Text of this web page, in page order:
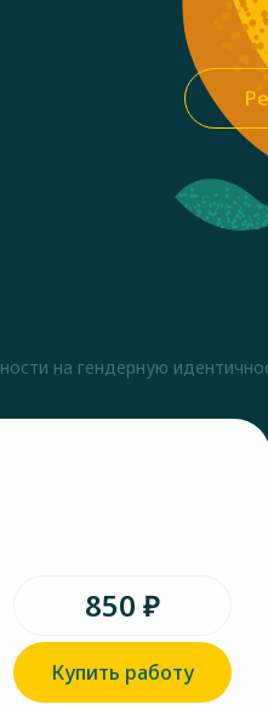
на гендерную
850 ₽
Купить работу